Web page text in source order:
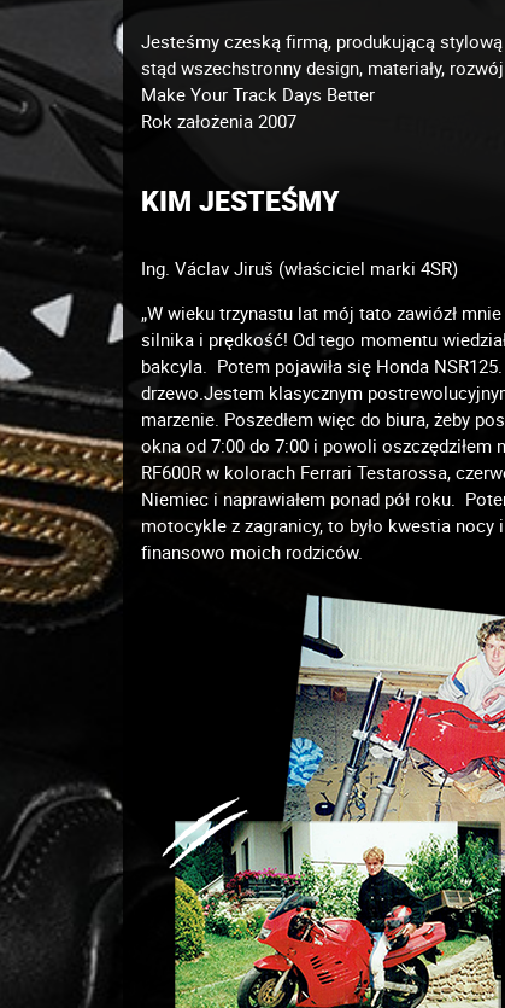
Jesteśmy czeską firmą, produkującą
stąd wszechstronny design, materiały,
Make Your Track Days Better
Rok założenia 2007
KIM JESTEŚMY
Ing. Václav Jiruš (właściciel marki 4SR)
„W wieku trzynastu lat mój tato zawiózł
silnika i prędkość! Od tego momentu
bakcyla. Potem pojawiła się Honda
drzewo.Jestem klasycznym
marzenie. Poszedłem więc do biura, żeby
okna od 7:00 do 7:00 i powoli oszczędziłem
RF600R w kolorach Ferrari Testarossa,
Niemiec i naprawiałem ponad pół roku.
motocykle z zagranicy, to było kwestia nocy
finansowo moich rodziców.